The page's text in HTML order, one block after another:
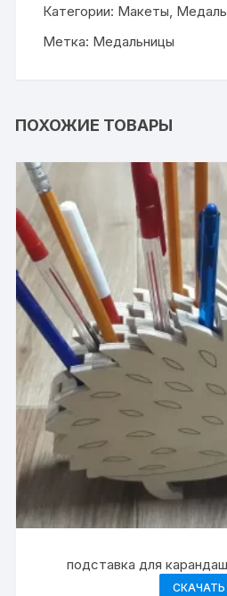
Категории: Макеты
Метка: Медальницы
ПОХОЖИЕ ТОВАРЫ
подставка для
СКАЧАТЬ